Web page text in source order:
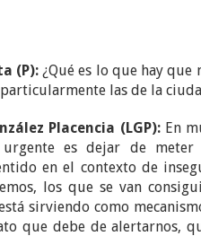
(P):¿Qué es lo que hay que
las de la
Placencia (LGP):En
es dejar de meter
en el contexto de
los que se van
sirviendo como
que debe de alertarnos,